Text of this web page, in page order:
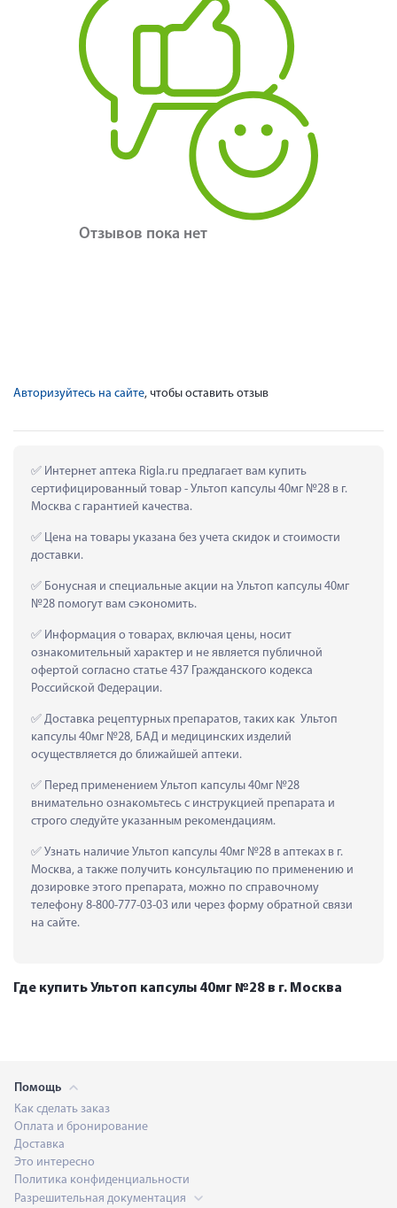
Отзывов пока нет
Авторизуйтесь на сайте, чтобы оставить отзыв
Интернет аптека Rigla.ru предлагает вам купить
сертифицированный товар - Ультоп капсулы 40мг №28 в г.
Москва с гарантией качества.
Цена на товары указана без учета скидок и стоимости
доставки.
Бонусная и специальные акции на Ультоп капсулы 40мг
№28 помогут вам сэкономить.
Информация о товарах, включая цены, носит
ознакомительный характер и не является публичной
офертой согласно статье 437 Гражданского кодекса
Российской Федерации.
Доставка рецептурных препаратов, таких как  Ультоп
капсулы 40мг №28, БАД и медицинских изделий
осуществляется до ближайшей аптеки.
Перед применением Ультоп капсулы 40мг №28
внимательно ознакомьтесь с инструкцией препарата и
строго следуйте указанным рекомендациям.
Узнать наличие Ультоп капсулы 40мг №28 в аптеках в г.
Москва, а также получить консультацию по применению и
дозировке этого препарата, можно по справочному
телефону 8-800-777-03-03 или через форму обратной связи
на сайте.
Где купить Ультоп капсулы 40мг №28 в г. Москва
Помощь
Как сделать заказ
Оплата и бронирование
Доставка
Это интересно
Политика конфиденциальности
Разрешительная документация